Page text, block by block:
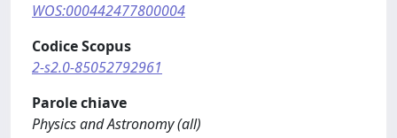
WOS:000442477800004
Codice Scopus
2-s2.0-85052792961
Parole chiave
Physics and Astronomy (all)